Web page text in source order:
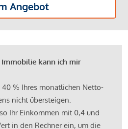
Angebot
Immobilie kann ich mir
% Ihres monatlichen Netto-
nicht übersteigen.
Ihr Einkommen mit 0,4 und
in den Rechner ein, um die